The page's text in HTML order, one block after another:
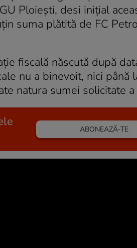
Ploieşti, desi iniţial
suma plătită de FC
fiscală născută după
nu a binevoit, nici până
natura sumei solicitate a
ABONEAZĂ-TE